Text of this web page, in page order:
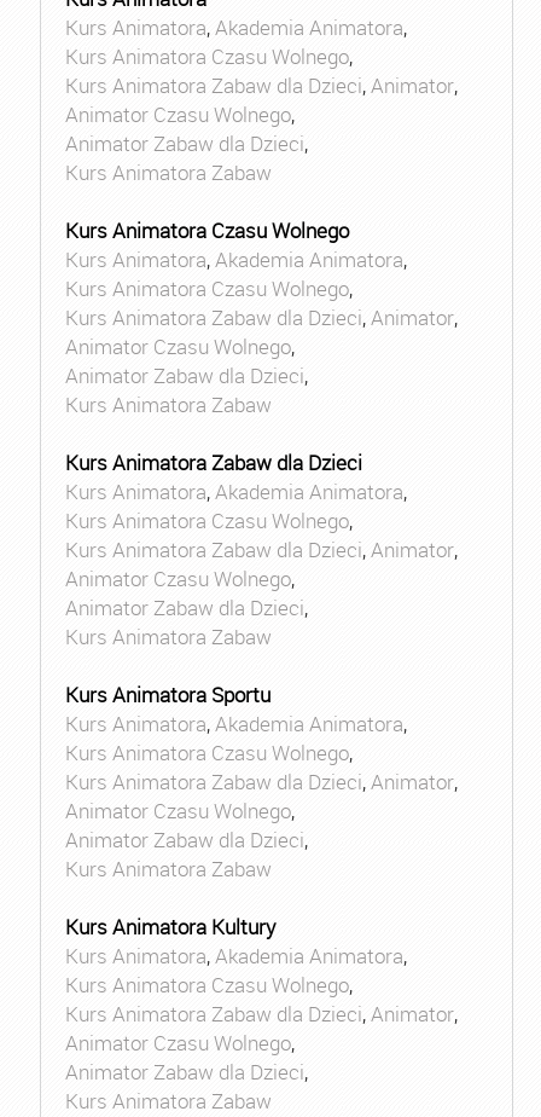
Kurs Animatora,Akademia Animatora,
Kurs Animatora Czasu Wolnego,
Kurs Animatora Zabaw dla Dzieci,Animator,
Animator Czasu Wolnego,
Animator Zabaw dla Dzieci,
Kurs Animatora Zabaw
Kurs Animatora Czasu Wolnego
Kurs Animatora,Akademia Animatora,
Kurs Animatora Czasu Wolnego,
Kurs Animatora Zabaw dla Dzieci,Animator,
Animator Czasu Wolnego,
Animator Zabaw dla Dzieci,
Kurs Animatora Zabaw
Kurs Animatora Zabaw dla Dzieci
Kurs Animatora,Akademia Animatora,
Kurs Animatora Czasu Wolnego,
Kurs Animatora Zabaw dla Dzieci,Animator,
Animator Czasu Wolnego,
Animator Zabaw dla Dzieci,
Kurs Animatora Zabaw
Kurs Animatora Sportu
Kurs Animatora,Akademia Animatora,
Kurs Animatora Czasu Wolnego,
Kurs Animatora Zabaw dla Dzieci,Animator,
Animator Czasu Wolnego,
Animator Zabaw dla Dzieci,
Kurs Animatora Zabaw
Kurs Animatora Kultury
Kurs Animatora,Akademia Animatora,
Kurs Animatora Czasu Wolnego,
Kurs Animatora Zabaw dla Dzieci,Animator,
Animator Czasu Wolnego,
Animator Zabaw dla Dzieci,
Kurs Animatora Zabaw